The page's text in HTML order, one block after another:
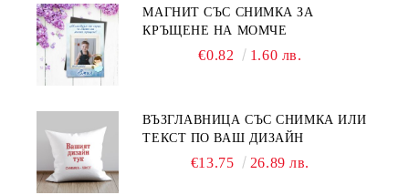
МАГНИТ СЪС СНИМКА ЗА
КРЪЩЕНЕ НА МОМЧЕ
€0.82 1.60 лв.
ВЪЗГЛАВНИЦА СЪС СНИМКА ИЛИ
ТЕКСТ ПО ВАШ ДИЗАЙН
€13.75 26.89 лв.